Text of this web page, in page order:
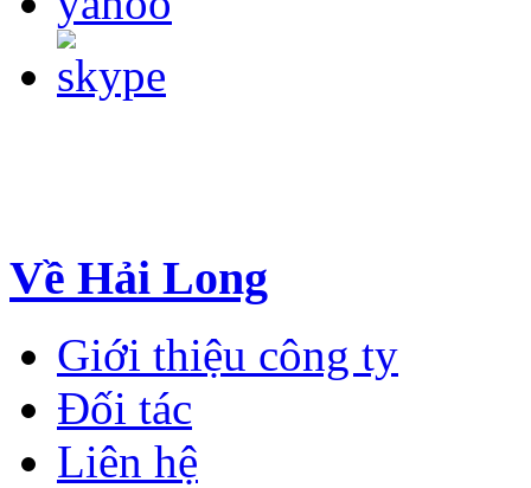
Về Hải Long
Giới thiệu công ty
Đối tác
Liên hệ